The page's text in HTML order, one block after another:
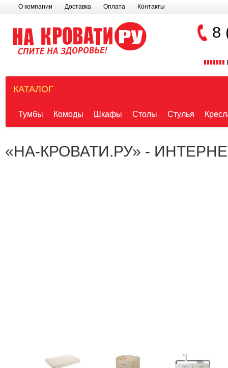
О компании Доставка Оплата Контакты
8
КАТАЛОГ
Тумбы Комоды Шкафы Столы Стулья
«НА-КРОВАТИ.РУ» -